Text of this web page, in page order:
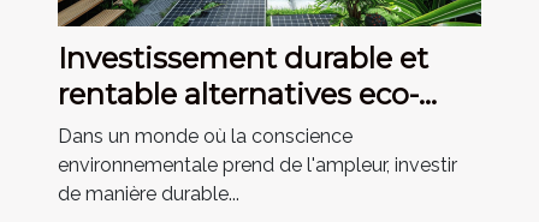
Investissement durable et
rentable alternatives eco-
responsables
Dans un monde où la conscience
environnementale prend de l'ampleur, investir
de manière durable...